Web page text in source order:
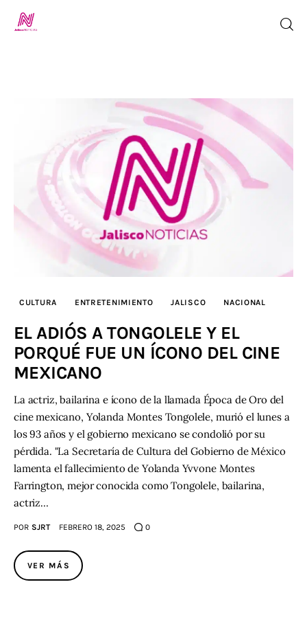
TV en Vivo
Jalisco Noticias
Programación
Jalisco TV
Jalisco RADIO / En Vivo
Nosotros
Contacto
CULTURA ENTRETENIMIENTO JALISCO NACIONAL
EL ADIÓS A TONGOLELE Y EL
PORQUÉ FUE UN ÍCONO DEL CINE
MEXICANO
La actriz, bailarina e ícono de la llamada Época de Oro del
cine mexicano, Yolanda Montes Tongolele, murió el lunes a
los 93 años y el gobierno mexicano se condolió por su
pérdida. "La Secretaría de Cultura del Gobierno de México
lamenta el fallecimiento de Yolanda Yvvone Montes
Farrington, mejor conocida como Tongolele, bailarina,
actriz…
POR SJRT FEBRERO 18, 2025 0
VER MÁS